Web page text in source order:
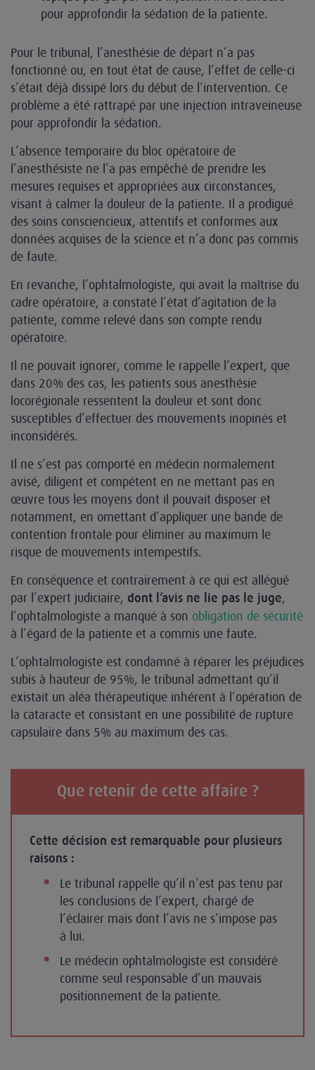
pour approfondir la sédation de la patiente.
Pour le tribunal, l’anesthésie de départ n’a pas
fonctionné ou, en tout état de cause, l’effet de celle-ci
s’était déjà dissipé lors du début de l’intervention. Ce
problème a été rattrapé par une injection intraveineuse
pour approfondir la sédation.
L’absence temporaire du bloc opératoire de
l’anesthésiste ne l’a pas empêché de prendre les
mesures requises et appropriées aux circonstances,
visant à calmer la douleur de la patiente. Il a prodigué
des soins consciencieux, attentifs et conformes aux
données acquises de la science et n’a donc pas commis
de faute.
En revanche, l’ophtalmologiste, qui avait la maîtrise du
cadre opératoire, a constaté l’état d’agitation de la
patiente, comme relevé dans son compte rendu
opératoire.
Il ne pouvait ignorer, comme le rappelle l’expert, que
dans 20% des cas, les patients sous anesthésie
locorégionale ressentent la douleur et sont donc
susceptibles d’effectuer des mouvements inopinés et
inconsidérés.
Il ne s’est pas comporté en médecin normalement
avisé, diligent et compétent en ne mettant pas en
œuvre tous les moyens dont il pouvait disposer et
notamment, en omettant d’appliquer une bande de
contention frontale pour éliminer au maximum le
risque de mouvements intempestifs.
En conséquence et contrairement à ce qui est allégué
par l’expert judiciaire, dont l’avis ne lie pas le juge,
l’ophtalmologiste a manqué à son obligation de sécurité
à l’égard de la patiente et a commis une faute.
L’ophtalmologiste est condamné à réparer les préjudices
subis à hauteur de 95%, le tribunal admettant qu’il
existait un aléa thérapeutique inhérent à l’opération de
la cataracte et consistant en une possibilité de rupture
capsulaire dans 5% au maximum des cas.
Que retenir de cette affaire ?
Cette décision est remarquable pour plusieurs
raisons :
Le tribunal rappelle qu’il n’est pas tenu par
les conclusions de l’expert, chargé de
l’éclairer mais dont l’avis ne s’impose pas
à lui.
Le médecin ophtalmologiste est considéré
comme seul responsable d’un mauvais
positionnement de la patiente.